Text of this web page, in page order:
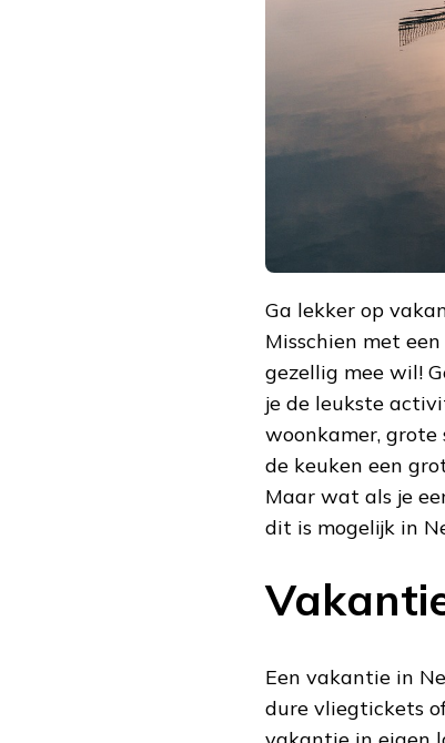
Ga lekker op
Misschien met
gezellig mee wil!
je de leukste
woonkamer,
de keuken een
Maar wat als je
dit is mogelijk in
Een vakantie in
dure vliegtickets